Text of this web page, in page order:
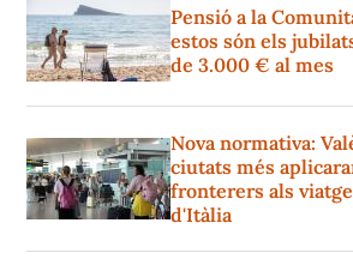
Pensió a la
estos són els
de 3.000 € al mes
Nova normativa:
ciutats més
fronterers als
d'Itàlia